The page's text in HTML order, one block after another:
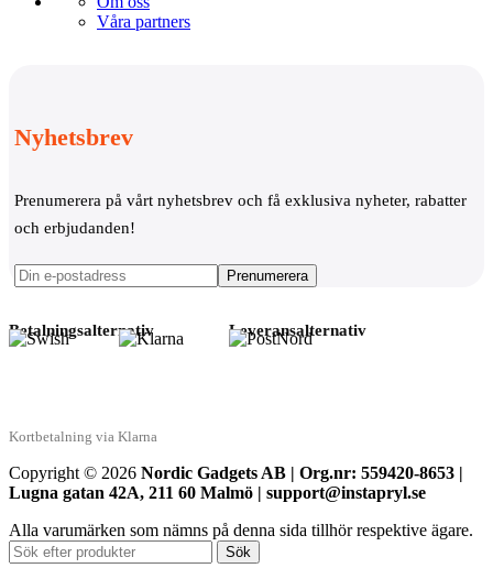
Våra partners
Nyhetsbrev
Prenumerera på vårt nyhetsbrev och få exklusiva nyheter, rabatter
och erbjudanden!
Betalningsalternativ
Kortbetalning via Klarna
Leveransalternativ
Copyright © 2026 Nordic Gadgets AB | Org.nr: 559420-8653 |
Lugna gatan 42A, 211 60 Malmö | support@instapryl.se
Alla varumärken som nämns på denna sida tillhör respektive ägare.
Sök